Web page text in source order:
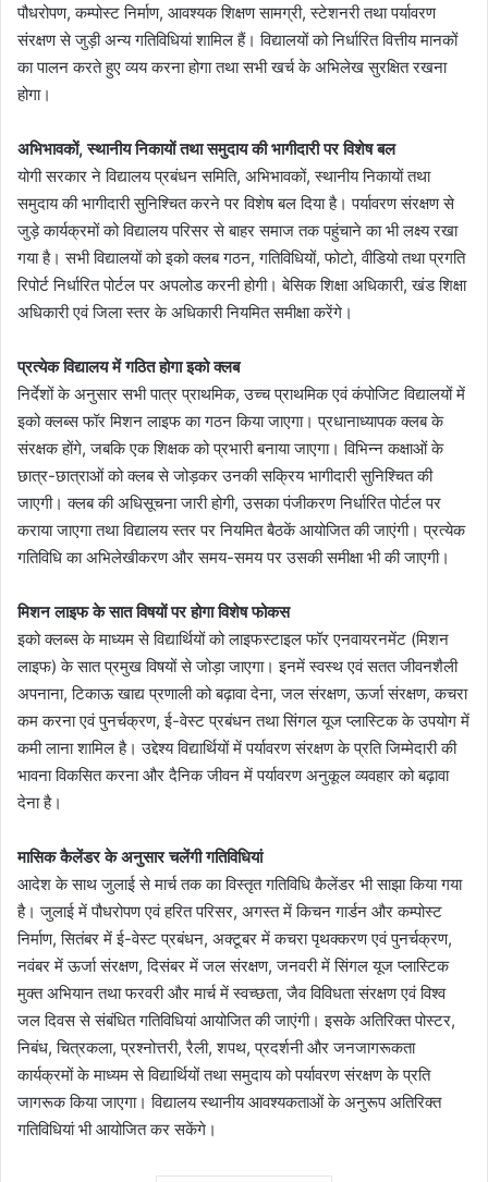
पौधरोपण, कम्पोस्ट निर्माण, आवश्यक शिक्षण सामग्री, स्टेशनरी तथा पर्यावरण
संरक्षण से जुड़ी अन्य गतिविधियां शामिल हैं। विद्यालयों को निर्धारित वित्तीय मानकों
का पालन करते हुए व्यय करना होगा तथा सभी खर्च के अभिलेख सुरक्षित रखना
होगा।
अभिभावकों, स्थानीय निकायों तथा समुदाय की भागीदारी पर विशेष बल
योगी सरकार ने विद्यालय प्रबंधन समिति, अभिभावकों, स्थानीय निकायों तथा
समुदाय की भागीदारी सुनिश्चित करने पर विशेष बल दिया है। पर्यावरण संरक्षण से
जुड़े कार्यक्रमों को विद्यालय परिसर से बाहर समाज तक पहुंचाने का भी लक्ष्य रखा
गया है। सभी विद्यालयों को इको क्लब गठन, गतिविधियों, फोटो, वीडियो तथा प्रगति
रिपोर्ट निर्धारित पोर्टल पर अपलोड करनी होगी। बेसिक शिक्षा अधिकारी, खंड शिक्षा
अधिकारी एवं जिला स्तर के अधिकारी नियमित समीक्षा करेंगे।
प्रत्येक विद्यालय में गठित होगा इको क्लब
निर्देशों के अनुसार सभी पात्र प्राथमिक, उच्च प्राथमिक एवं कंपोजिट विद्यालयों में
इको क्लब्स फॉर मिशन लाइफ का गठन किया जाएगा। प्रधानाध्यापक क्लब के
संरक्षक होंगे, जबकि एक शिक्षक को प्रभारी बनाया जाएगा। विभिन्न कक्षाओं के
छात्र-छात्राओं को क्लब से जोड़कर उनकी सक्रिय भागीदारी सुनिश्चित की
जाएगी। क्लब की अधिसूचना जारी होगी, उसका पंजीकरण निर्धारित पोर्टल पर
कराया जाएगा तथा विद्यालय स्तर पर नियमित बैठकें आयोजित की जाएंगी। प्रत्येक
गतिविधि का अभिलेखीकरण और समय-समय पर उसकी समीक्षा भी की जाएगी।
मिशन लाइफ के सात विषयों पर होगा विशेष फोकस
इको क्लब्स के माध्यम से विद्यार्थियों को लाइफस्टाइल फॉर एनवायरनमेंट (मिशन
लाइफ) के सात प्रमुख विषयों से जोड़ा जाएगा। इनमें स्वस्थ एवं सतत जीवनशैली
अपनाना, टिकाऊ खाद्य प्रणाली को बढ़ावा देना, जल संरक्षण, ऊर्जा संरक्षण, कचरा
कम करना एवं पुनर्चक्रण, ई-वेस्ट प्रबंधन तथा सिंगल यूज प्लास्टिक के उपयोग में
कमी लाना शामिल है। उद्देश्य विद्यार्थियों में पर्यावरण संरक्षण के प्रति जिम्मेदारी की
भावना विकसित करना और दैनिक जीवन में पर्यावरण अनुकूल व्यवहार को बढ़ावा
देना है।
मासिक कैलेंडर के अनुसार चलेंगी गतिविधियां
आदेश के साथ जुलाई से मार्च तक का विस्तृत गतिविधि कैलेंडर भी साझा किया गया
है। जुलाई में पौधरोपण एवं हरित परिसर, अगस्त में किचन गार्डन और कम्पोस्ट
निर्माण, सितंबर में ई-वेस्ट प्रबंधन, अक्टूबर में कचरा पृथक्करण एवं पुनर्चक्रण,
नवंबर में ऊर्जा संरक्षण, दिसंबर में जल संरक्षण, जनवरी में सिंगल यूज प्लास्टिक
मुक्त अभियान तथा फरवरी और मार्च में स्वच्छता, जैव विविधता संरक्षण एवं विश्व
जल दिवस से संबंधित गतिविधियां आयोजित की जाएंगी। इसके अतिरिक्त पोस्टर,
निबंध, चित्रकला, प्रश्नोत्तरी, रैली, शपथ, प्रदर्शनी और जनजागरूकता
कार्यक्रमों के माध्यम से विद्यार्थियों तथा समुदाय को पर्यावरण संरक्षण के प्रति
जागरूक किया जाएगा। विद्यालय स्थानीय आवश्यकताओं के अनुरूप अतिरिक्त
गतिविधियां भी आयोजित कर सकेंगे।